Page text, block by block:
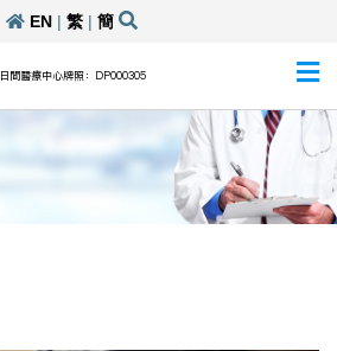
EN| 繁| 簡
日間醫療中心牌照：DP000305